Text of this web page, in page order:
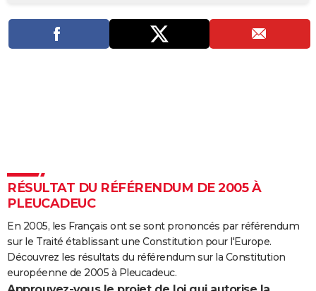
PHOTO
GUIDES D'ACHAT
COPAINS D'AVANT
FORUM
Bricolage
Lifestyle
Culture
Sport
Auto
Television
Voyage
Cinema
RÉSULTAT DU RÉFÉRENDUM DE 2005 À
PLEUCADEUC
En 2005, les Français ont se sont prononcés par référendum
sur le Traité établissant une Constitution pour l'Europe.
Découvrez les résultats du référendum sur la Constitution
européenne de 2005 à Pleucadeuc.